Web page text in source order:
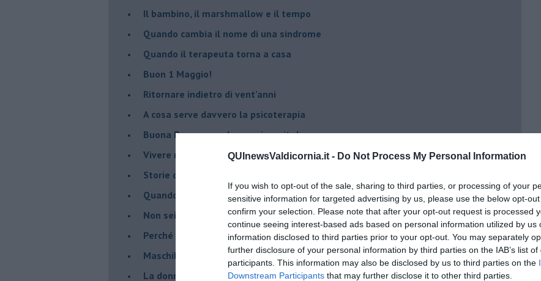
QUInewsValdicornia.it - Do Not Process My Personal Information
If you wish to opt-out of the sale, sharing to third parties, or processing of your
sensitive information for targeted advertising by us, please use the below opt-
confirm your selection. Please note that after your opt-out request is processed
continue seeing interest-based ads based on personal information utilized by us
information disclosed to third parties prior to your opt-out. You may separately
further disclosure of your personal information by third parties on the IAB’s list of
participants. This information may also be disclosed by us to third parties on the
Downstream Participants that may further disclose it to other third parties.
Il bambino, il marshmallow e il tempo
​Quando cambia il nome di una sindrome
​Quando il terapeuta torna a casa
​Buon 1 Maggio!
Ritornare indietro di vent’anni
​A cosa serve davvero la psicoterapia
​Buona Pasqua e … buona rinascita!
​Vivere nell’incertezza
​Storie di rinascita: i Take That
​Quando la rigidità del terapeuta è fondamentale
​Non sei indietro, stai seguendo il tuo tempo
​Perché abbiamo bisogno di Sanremo?
​Maschilismo inconsapevole
​La donna può scegliere di non essere madre!